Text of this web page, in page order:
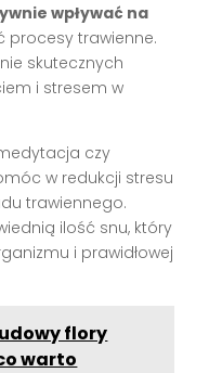
wpływać na
procesy trawienne.
skutecznych
i stresem w
czy
w redukcji stresu
trawiennego.
ilość snu, który
i prawidłowej
flory
warto